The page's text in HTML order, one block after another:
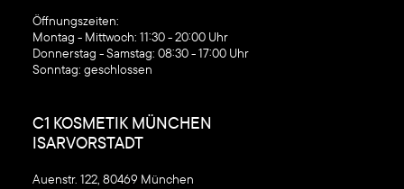
‍Öffnungszeiten:
Montag - Mittwoch: 11:30 - 20:00 Uhr
Donnerstag - Samstag: 08:30 - 17:00 Uhr
Sonntag: geschlossen
C1 KOSMETIK MÜNCHEN
ISARVORSTADT
Auenstr. 122, 80469 München